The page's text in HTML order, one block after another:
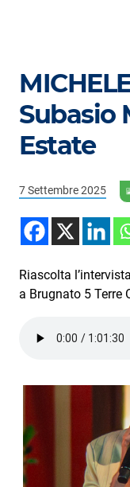
Conduttori
Repliche
Podcast
Playlist
Novità
Subasio
Web Radio
Radio
Radio
Radio Suby
Subasio
Estate
7 Settembre 2025
Riascolta
a Brugnato 5 Terre